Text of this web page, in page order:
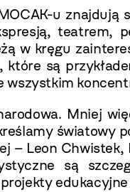
u
teatrem,
w kręgu
są
wszystkim
Mniej
światowy
– Leon
są